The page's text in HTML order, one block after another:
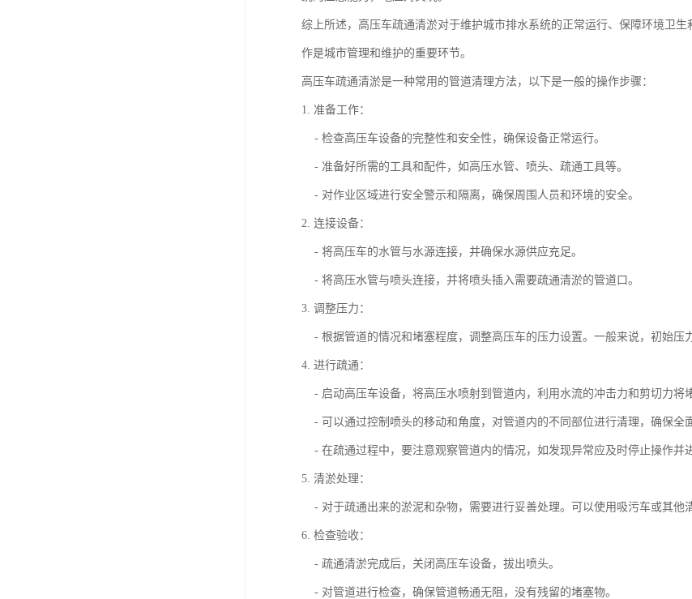
综上所述，高压车疏通清淤对于维护城市排水系统的正常运行、保障环境卫
作是城市管理和维护的重要环节。
高压车疏通清淤是一种常用的管道清理方法，以下是一般的操作步骤：
1. 准备工作：
- 检查高压车设备的完整性和安全性，确保设备正常运行。
- 准备好所需的工具和配件，如高压水管、喷头、疏通工具等。
- 对作业区域进行安全警示和隔离，确保周围人员和环境的安全。
2. 连接设备：
- 将高压车的水管与水源连接，并确保水源供应充足。
- 将高压水管与喷头连接，并将喷头插入需要疏通清淤的管道口。
3. 调整压力：
- 根据管道的情况和堵塞程度，调整高压车的压力设置。一般来说，初始压
4. 进行疏通：
- 启动高压车设备，将高压水喷射到管道内，利用水流的冲击力和剪切力将
- 可以通过控制喷头的移动和角度，对管道内的不同部位进行清理，确保全
- 在疏通过程中，要注意观察管道内的情况，如发现异常应及时停止操作并
5. 清淤处理：
- 对于疏通出来的淤泥和杂物，需要进行妥善处理。可以使用吸污车或其他
6. 检查验收：
- 疏通清淤完成后，关闭高压车设备，拔出喷头。
- 对管道进行检查，确保管道畅通无阻，没有残留的堵塞物。